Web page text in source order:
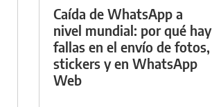
Caída de WhatsApp a
nivel mundial: por qué hay
fallas en el envío de fotos,
stickers y en WhatsApp
Web